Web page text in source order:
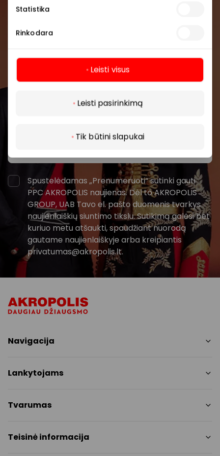
Statistika
Rinkodara
Leisti visus
Leisti pasirinkimą
Tik būtini slapukai
Prisijunkite prie mūsų
renginius ir naujausią informaciją iš AKROPOLIS
prekybos centro.
Spustelėdamas „Prenumeruoti“ sutinki gauti
PPC AKROPOLIS naujienas. Dėl to AKROPOLIS
GROUP, UAB Tavo el. pašto duomenis tvarkys
naujienlaiškių siuntimo tikslu. Sutikimą galėsi bet
kuriuo metu atšaukti, spaudžiant nuorodą
gautame naujienlaiškyje arba kreipiantis
privatumas@akropolis.lt.
Daugiau
Navigacija
Paslaugos
Pramogos
Lankytojams
Nemokami patogumai
Kontaktai
Tvarumas
Tvarumo ataskaita
Teisinė informacija